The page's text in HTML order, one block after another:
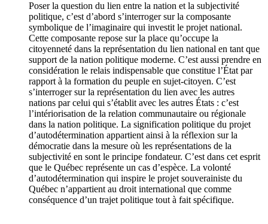
Poser la question du lien entre la nation et la subjectivité
politique, c’est d’abord s’interroger sur la composante
symbolique de l’imaginaire qui investit le projet national.
Cette composante repose sur la place qu’occupe la
citoyenneté dans la représentation du lien national en tant que
support de la nation politique moderne. C’est aussi prendre en
considération le relais indispensable que constitue l’État par
rapport à la formation du peuple en sujet-citoyen. C’est
s’interroger sur la représentation du lien avec les autres
nations par celui qui s’établit avec les autres États : c’est
l’intériorisation de la relation communautaire ou régionale
dans la nation politique. La signification politique du projet
d’autodétermination appartient ainsi à la réflexion sur la
démocratie dans la mesure où les représentations de la
subjectivité en sont le principe fondateur. C’est dans cet esprit
que le Québec représente un cas d’espèce. La volonté
d’autodétermination qui inspire le projet souverainiste du
Québec n’appartient au droit international que comme
conséquence d’un trajet politique tout à fait spécifique.